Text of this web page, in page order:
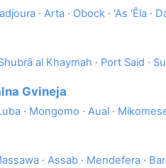
· Arta · Obock · ‘As ‘Êla ·
al Khaymah · Port Said ·
Gvineja
· Mongomo · Aual ·
· Assab · Mendefera ·